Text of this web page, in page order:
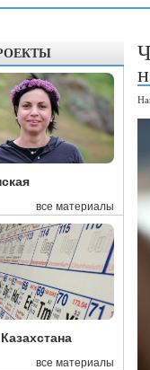
все материалы
все материалы